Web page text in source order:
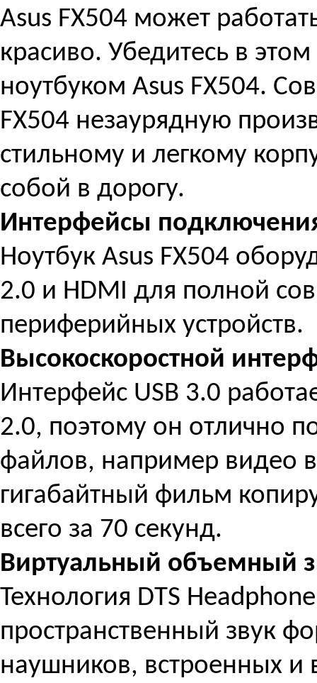
Asus FX504 может
красиво. Убедитесь в
ноутбуком Asus FX504.
FX504 незаурядную
стильному и легкому
собой в дорогу.
Интерфейсы
Ноутбук Asus FX504
2.0 и HDMI для полной
периферийных устройств.
Высокоскоростной
Интерфейс USB 3.0
2.0, поэтому он отлично
файлов, например видео
гигабайтный фильм
всего за 70 секунд.
Виртуальный объемный
Технология DTS
пространственный звук
наушников, встроенных